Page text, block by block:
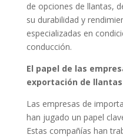
de opciones de llantas,
su durabilidad y
especializadas en
conducción.
El papel de las
exportación de llantas
Las empresas de
han jugado un papel
Estas compañías han